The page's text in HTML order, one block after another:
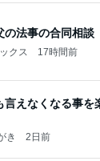
の法事の合同相談
クス 17時間前
言えなくなる事を
き 2日前